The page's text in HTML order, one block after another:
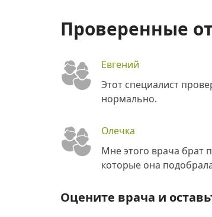
Проверенные
Евгений
Этот специалист
нормально.
Олечка
Мне этого врача брат
которые она
Оцените врача и